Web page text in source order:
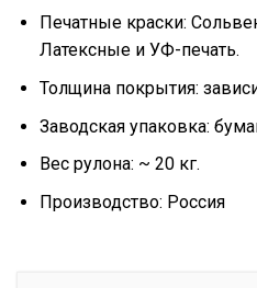
Печатные краски:
Латексные и УФ-печать.
Толщина покрытия:
Заводская упаковка:
Вес рулона: ~ 20 кг.
Производство: Россия